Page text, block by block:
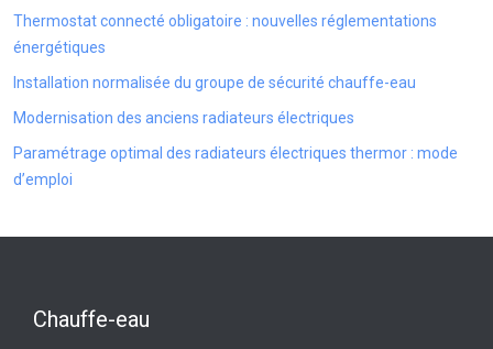
Thermostat connecté obligatoire : nouvelles réglementations
énergétiques
Installation normalisée du groupe de sécurité chauffe-eau
Modernisation des anciens radiateurs électriques
Paramétrage optimal des radiateurs électriques thermor : mode
d’emploi
Chauffe-eau